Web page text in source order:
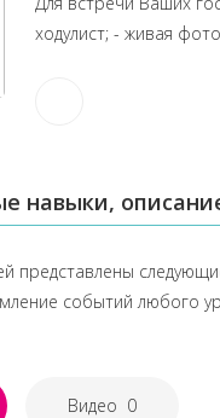
ходулист; - живая
навыки,
представлены
событий любого
Видео 0